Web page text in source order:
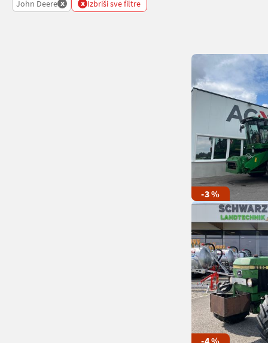
John Deere x x Izbriši sve filtre
-3 %
-4 %